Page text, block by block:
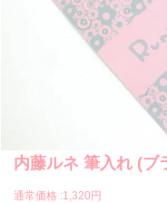
内藤ルネ 筆入れ (ブ
通常価格 :1,320円